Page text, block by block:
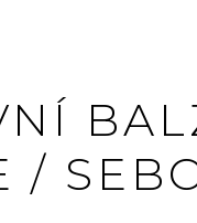
/